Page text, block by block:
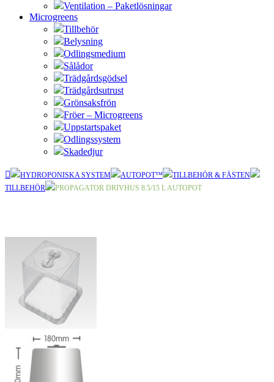
Ventilation – Paketlösningar
Microgreens
Tillbehör
Belysning
Odlingsmedium
Sålådor
Trädgårdsgödsel
Trädgårdsutrust
Grönsaksfrön
Fröer – Microgreens
Uppstartspaket
Odlingssystem
Skadedjur
HYDROPONISKA SYSTEM AUTOPOT™
TILLBEHÖR & FÄSTEN
TILLBEHÖR
PROPAGATOR DRIVHUS 8.5/15 L AUTOPOT